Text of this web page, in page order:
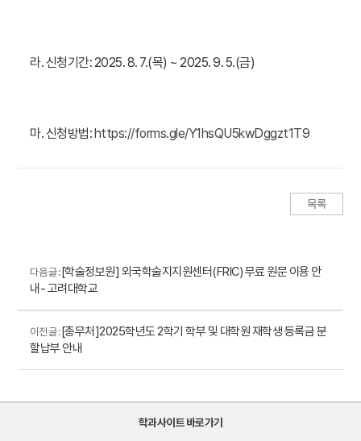
라. 신청기간: 2025. 8. 7.(목) ~ 2025. 9. 5.(금)
마. 신청방법:https://forms.gle/Y1hsQU5kwDggzt1T9
목록
다음 글 :[학술정보원] 외국학술지지원센터(FRIC) 무료 원문 이용 안
내- 고려대학교
이전 글 :[총무처]2025학년도 2학기 학부 및 대학원 재학생 등록금 분
할납부 안내
학과사이트 바로가기